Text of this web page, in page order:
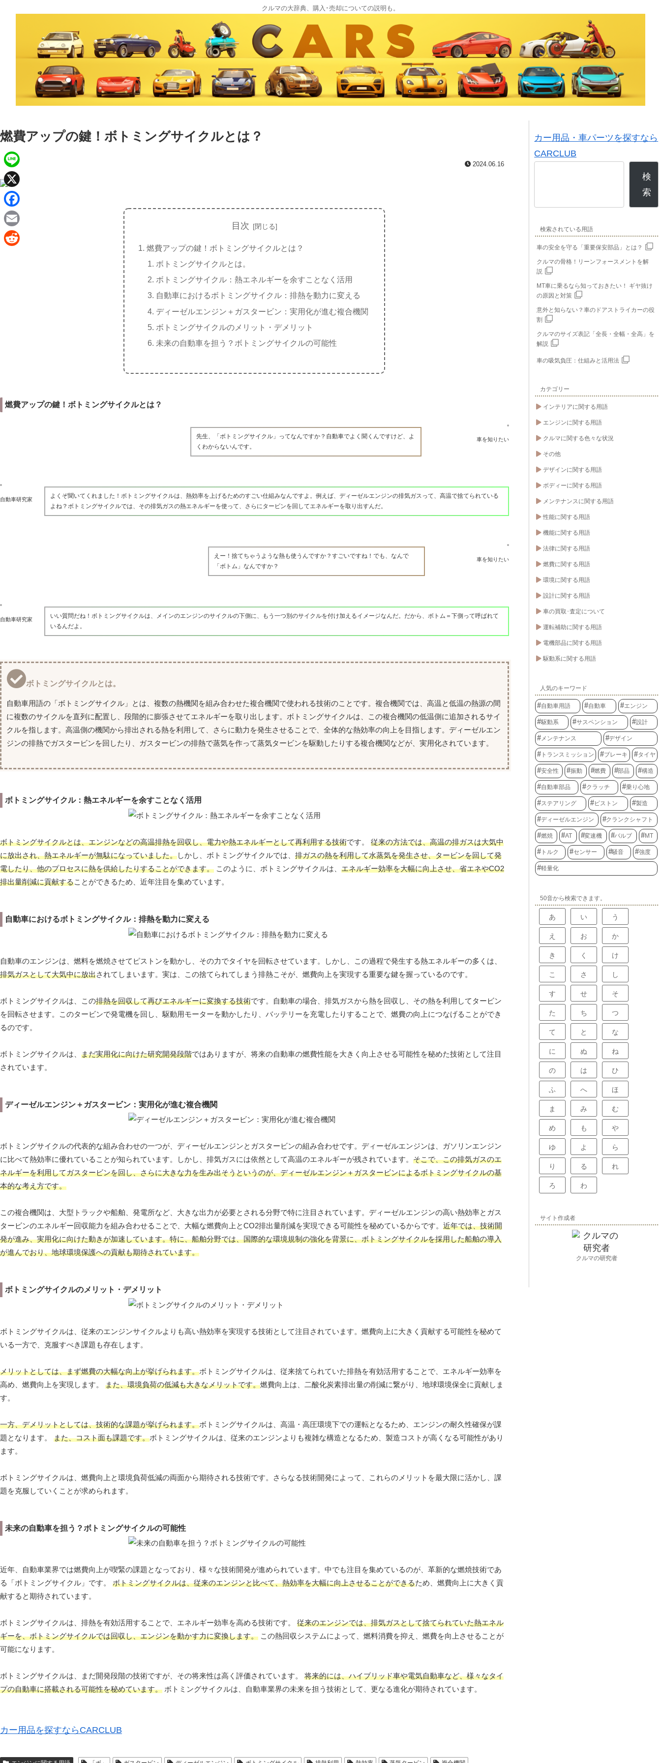
クルマの大辞典、購入･売却についての説明も。
燃費アップの鍵！ボトミングサイクルとは？
2024.06.16
目次
燃費アップの鍵！ボトミングサイクルとは？
ボトミングサイクルとは。
ボトミングサイクル：熱エネルギーを余すことなく活用
自動車におけるボトミングサイクル：排熱を動力に変える
ディーゼルエンジン＋ガスタービン：実用化が進む複合機関
ボトミングサイクルのメリット・デメリット
未来の自動車を担う？ボトミングサイクルの可能性
燃費アップの鍵！ボトミングサイクルとは？
車を知りたい
先生、「ボトミングサイクル」ってなんですか？自動車でよく聞くんですけど、よ
くわからないんです。
自動車研究家
よくぞ聞いてくれました！ボトミングサイクルは、熱効率を上げるためのすごい仕組みなんですよ。例えば、ディーゼルエンジンの排気ガスって、高温で捨てられている
よね？ボトミングサイクルでは、その排気ガスの熱エネルギーを使って、さらにタービンを回してエネルギーを取り出すんだ。
車を知りたい
えー！捨てちゃうような熱も使うんですか？すごいですね！でも、なんで
「ボトム」なんですか？
自動車研究家
いい質問だね！ボトミングサイクルは、メインのエンジンのサイクルの下側に、もう一つ別のサイクルを付け加えるイメージなんだ。だから、ボトム＝下側って呼ばれて
いるんだよ。
ボトミングサイクルとは。
自動車用語の「ボトミングサイクル」とは、複数の熱機関を組み合わせた複合機関で使われる技術のことです。複合機関では、高温と低温の熱源の間
に複数のサイクルを直列に配置し、段階的に膨張させてエネルギーを取り出します。ボトミングサイクルは、この複合機関の低温側に追加されるサイ
クルを指します。高温側の機関から排出される熱を利用して、さらに動力を発生させることで、全体的な熱効率の向上を目指します。ディーゼルエン
ジンの排熱でガスタービンを回したり、ガスタービンの排熱で蒸気を作って蒸気タービンを駆動したりする複合機関などが、実用化されています。
ボトミングサイクル：熱エネルギーを余すことなく活用
ボトミングサイクルとは、エンジンなどの高温排熱を回収し、電力や熱エネルギーとして再利用する技術です。 従来の方法では、高温の排ガスは大気中
に放出され、熱エネルギーが無駄になっていました。しかし、ボトミングサイクルでは、 排ガスの熱を利用して水蒸気を発生させ、タービンを回して発
電したり、他のプロセスに熱を供給したりすることができます。 このように、ボトミングサイクルは、 エネルギー効率を大幅に向上させ、省エネやCO2
排出量削減に貢献することができるため、近年注目を集めています。
自動車におけるボトミングサイクル：排熱を動力に変える
自動車のエンジンは、燃料を燃焼させてピストンを動かし、その力でタイヤを回転させています。しかし、この過程で発生する熱エネルギーの多くは、
排気ガスとして大気中に放出されてしまいます。実は、この捨てられてしまう排熱こそが、燃費向上を実現する重要な鍵を握っているのです。
ボトミングサイクルは、この排熱を回収して再びエネルギーに変換する技術です。自動車の場合、排気ガスから熱を回収し、その熱を利用してタービン
を回転させます。このタービンで発電機を回し、駆動用モーターを動かしたり、バッテリーを充電したりすることで、燃費の向上につなげることができ
るのです。
ボトミングサイクルは、 まだ実用化に向けた研究開発段階ではありますが、将来の自動車の燃費性能を大きく向上させる可能性を秘めた技術として注目
されています。
ディーゼルエンジン＋ガスタービン：実用化が進む複合機関
ボトミングサイクルの代表的な組み合わせの一つが、ディーゼルエンジンとガスタービンの組み合わせです。ディーゼルエンジンは、ガソリンエンジン
に比べて熱効率に優れていることが知られています。しかし、排気ガスには依然として高温のエネルギーが残されています。 そこで、この排気ガスのエ
ネルギーを利用してガスタービンを回し、さらに大きな力を生み出そうというのが、ディーゼルエンジン＋ガスタービンによるボトミングサイクルの基
本的な考え方です。
この複合機関は、大型トラックや船舶、発電所など、大きな出力が必要とされる分野で特に注目されています。ディーゼルエンジンの高い熱効率とガス
タービンのエネルギー回収能力を組み合わせることで、大幅な燃費向上とCO2排出量削減を実現できる可能性を秘めているからです。 近年では、技術開
発が進み、実用化に向けた動きが加速しています。特に、船舶分野では、国際的な環境規制の強化を背景に、ボトミングサイクルを採用した船舶の導入
が進んでおり、地球環境保護への貢献も期待されています。
ボトミングサイクルのメリット・デメリット
ボトミングサイクルは、従来のエンジンサイクルよりも高い熱効率を実現する技術として注目されています。燃費向上に大きく貢献する可能性を秘めて
いる一方で、克服すべき課題も存在します。
メリットとしては、まず燃費の大幅な向上が挙げられます。ボトミングサイクルは、従来捨てられていた排熱を有効活用することで、エネルギー効率を
高め、燃費向上を実現します。 また、環境負荷の低減も大きなメリットです。燃費向上は、二酸化炭素排出量の削減に繋がり、地球環境保全に貢献しま
す。
一方、デメリットとしては、技術的な課題が挙げられます。ボトミングサイクルは、高温・高圧環境下での運転となるため、エンジンの耐久性確保が課
題となります。 また、コスト面も課題です。ボトミングサイクルは、従来のエンジンよりも複雑な構造となるため、製造コストが高くなる可能性があり
ます。
ボトミングサイクルは、燃費向上と環境負荷低減の両面から期待される技術です。さらなる技術開発によって、これらのメリットを最大限に活かし、課
題を克服していくことが求められます。
未来の自動車を担う？ボトミングサイクルの可能性
近年、自動車業界では燃費向上が喫緊の課題となっており、様々な技術開発が進められています。中でも注目を集めているのが、革新的な燃焼技術であ
る「ボトミングサイクル」です。 ボトミングサイクルは、従来のエンジンと比べて、熱効率を大幅に向上させることができるため、燃費向上に大きく貢
献すると期待されています。
ボトミングサイクルは、排熱を有効活用することで、エネルギー効率を高める技術です。 従来のエンジンでは、排気ガスとして捨てられていた熱エネル
ギーを、ボトミングサイクルでは回収し、エンジンを動かす力に変換します。 この熱回収システムによって、燃料消費を抑え、燃費を向上させることが
可能になります。
ボトミングサイクルは、まだ開発段階の技術ですが、その将来性は高く評価されています。 将来的には、ハイブリッド車や電気自動車など、様々なタイ
プの自動車に搭載される可能性を秘めています。 ボトミングサイクルは、自動車業界の未来を担う技術として、更なる進化が期待されています。
カー用品を探すならCARCLUB
カー用品・車パーツを探すなら
CARCLUB
検
索
検索されている用語
車の安全を守る「重要保安部品」とは？
クルマの骨格！リーンフォースメントを解
説
MT車に乗るなら知っておきたい！ ギヤ抜け
の原因と対策
意外と知らない？車のドアストライカーの役
割
クルマのサイズ表記「全長・全幅・全高」を
解説
車の吸気負圧：仕組みと活用法
カテゴリー
インテリアに関する用語
エンジンに関する用語
クルマに関する色々な状況
その他
デザインに関する用語
ボディーに関する用語
メンテナンスに関する用語
性能に関する用語
機能に関する用語
法律に関する用語
燃費に関する用語
環境に関する用語
設計に関する用語
車の買取･査定について
運転補助に関する用語
電機部品に関する用語
駆動系に関する用語
人気のキーワード
自動車用語 自動車 エンジン
駆動系 サスペンション 設計
メンテナンス デザイン
トランスミッション ブレーキ タイヤ
安全性 振動 燃費 部品 構造
自動車部品 クラッチ 乗り心地
ステアリング ピストン 製造
ディーゼルエンジン クランクシャフト
燃焼 AT 変速機 バルブ MT
トルク センサー 騒音 強度
軽量化
50音から検索できます。
あ い う
え お か
き く け
こ さ し
す せ そ
た ち つ
て と な
に ぬ ね
の は ひ
ふ へ ほ
ま み む
め も や
ゆ よ ら
り る れ
ろ わ
サイト作成者
クルマの研究者
L
n
e
X
F
a
c
E